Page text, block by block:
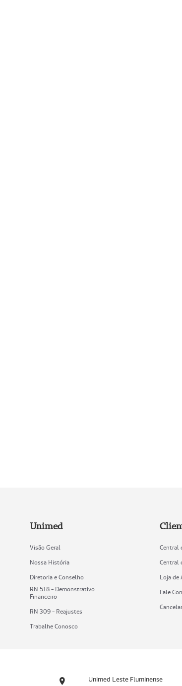
Unimed
Visão Geral
Nossa História
Diretoria e Conselho
RN 518 - Demonstrativo
Financeiro
RN 309 - Reajustes
Trabalhe Conosco
Central
Central
Loja de
Fale
Unimed Leste Fluminense